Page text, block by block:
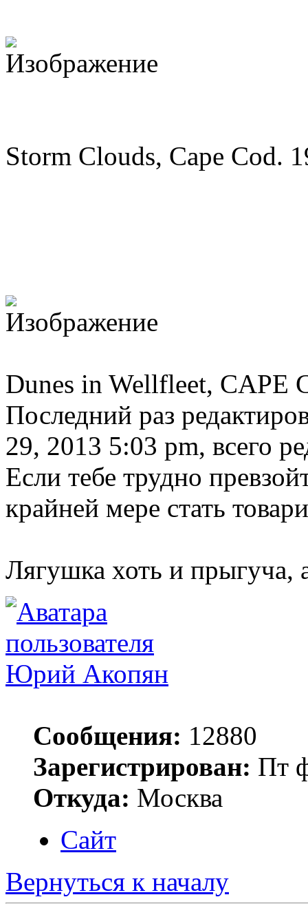
Storm Clouds, Cape Cod.
Dunes in Wellfleet, CAPE
Последний раз
29, 2013 5:03 pm, всего
Если тебе трудно
крайней мере стать
Лягушка хоть и прыгуча,
Юрий Акопян
Сообщения: 12880
Зарегистрирован: Пт
Откуда: Москва
Сайт
Вернуться к началу